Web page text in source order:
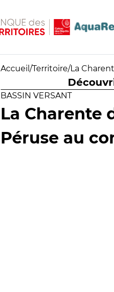
Accueil /Territoire/La
BASSIN VERSANT
La Charente
Péruse au